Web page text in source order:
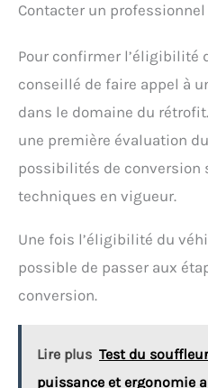
Contacter un
Pour confirmer l’éligibilité
conseillé de faire appel à
dans le domaine du
une première évaluation
possibilités de conversion
techniques en vigueur.
Une fois l’éligibilité du
possible de passer aux
conversion.
Lire plus Test du souffleur
puissance et ergonomie